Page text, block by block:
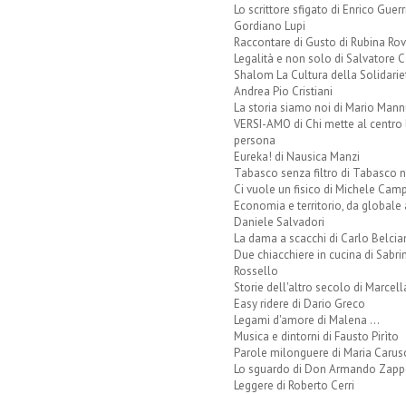
Lo scrittore sfigato di Enrico
Gordiano Lupi
Raccontare di Gusto di Rubina
Legalità e non solo di Salvatore
Shalom La Cultura della
Andrea Pio Cristiani
La storia siamo noi di Mario
VERSI-AMO di Chi mette al centro
persona
Eureka! di Nausica Manzi
Tabasco senza filtro di Tabasco
Ci vuole un fisico di Michele
Economia e territorio, da globale
Daniele Salvadori
La dama a scacchi di Carlo
Due chiacchiere in cucina di
Rossello
Storie dell'altro secolo di
Easy ridere di Dario Greco
Legami d'amore di Malena ...
Musica e dintorni di Fausto Pirìto
Parole milonguere di Maria
Lo sguardo di Don Armando
Leggere di Roberto Cerri